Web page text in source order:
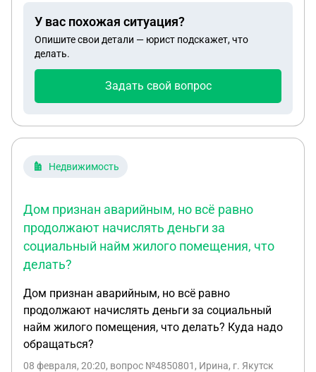
услугам. УК была не согласна и подала судебный
приказ. Суд вынес решение 30.09.2025 и дело
передали приставам, которые 12.01.2026 г.
об этом я узнала из письма на Госуслугах
г. я была в отъезде и никаких писем физически не
ареста имущества и списание всей!!! пенсии. Меня
иду в судебный участок, чтобы
сфотографировать материалы дела и узнать из
чего сложилась сумма долга. Хотелось бы понять,
что мне делать относительно приставов (снятие
взыскивает суммы, за неоказываемые мне
услуги.
У вас похожая ситуация?
Опишите свои детали — юрист подскажет, что
делать.
Задать свой вопрос
Недвижимость
Дом признан аварийным, но всё равно
продолжают начислять деньги за
социальный найм жилого помещения, что
делать?
Дом признан аварийным, но всё равно
продолжают начислять деньги за социальный
найм жилого помещения, что делать? Куда надо
обращаться?
08 февраля, 20:20, вопрос №4850801, Ирина, г. Якутск